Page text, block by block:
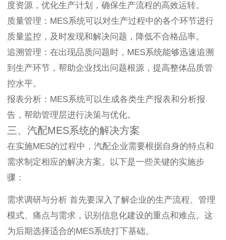
度资源，优化生产计划，确保生产流程的高效运转。
质量管理：MES系统可以对生产过程中的各个环节进行
质量监控，及时发现和解决问题，降低不合格品率。
追溯管理：在出现品质问题时，MES系统能够迅速追溯
到生产环节，帮助企业找出问题根源，提高整体品质管
控水平。
报表分析：MES系统可以生成各类生产报表和分析报
告，帮助管理层进行决策与优化。
三、汽配MES系统的解决方案
在实施MES的过程中，汽配企业需要根据自身的特点和
需求制定相应的解决方案。以下是一些关键的实施步
骤：
需求调研与分析 首先要深入了解企业的生产流程、管理
模式、痛点与需求，识别信息化建设的重点和难点。这
为后期选择适合的MES系统打下基础。